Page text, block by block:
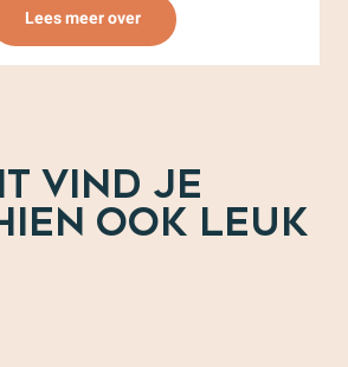
Lees meer over
VIND JE
OOK LEUK